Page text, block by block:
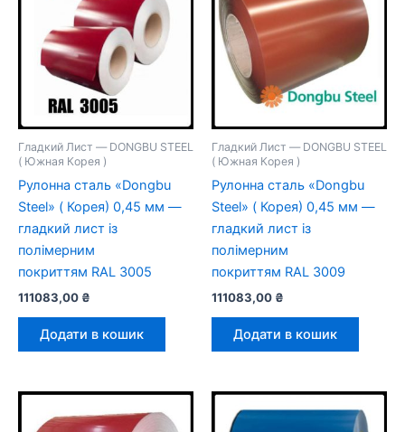
Гладкий Лист — DONGBU STEEL
( Южная Корея )
Рулонна сталь «Dongbu
Steel» ( Корея) 0,45 мм —
гладкий лист із
полімерним
покриттям RAL 3005
111083,00 ₴
Додати в кошик
Гладкий Лист — DONGBU STEEL
( Южная Корея )
Рулонна сталь «Dongbu
Steel» ( Корея) 0,45 мм —
гладкий лист із
полімерним
покриттям RAL 3009
111083,00 ₴
Додати в кошик